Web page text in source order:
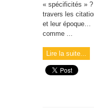
« spécificités »
travers les
et leur époque…
comme ...
Lire la suite...